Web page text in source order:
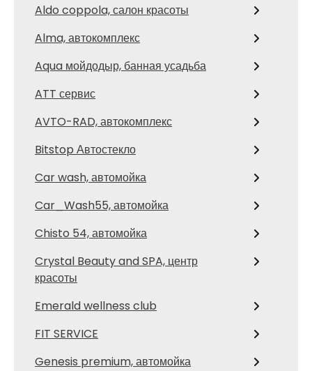
Aldo coppola, салон красоты
Alma, автокомплекс
Aqua мойдодыр, банная усадьба
ATT сервис
AVTO-RAD, автокомплекс
Bitstop Автостекло
Car wash, автомойка
Car_Wash55, автомойка
Chisto 54, автомойка
Crystal Beauty and SPA, центр
красоты
Emerald wellness club
FIT SERVICE
Genesis premium, автомойка